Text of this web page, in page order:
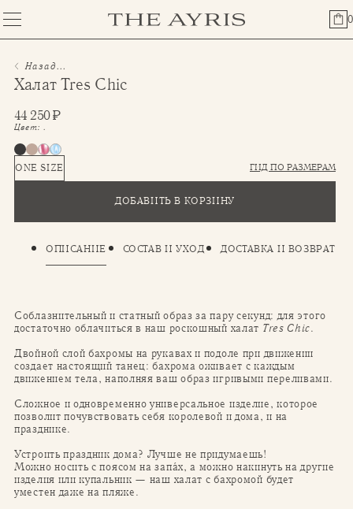
0
Назад...
Халат Tres Chic
44 250₽
Цвет:.
ONE SIZE ГИД ПО РАЗМЕРАМ
ДОБАВИТЬ В КОРЗИНУ
ОПИСАНИЕ СОСТАВ И УХОД ДОСТАВКА И ВОЗВРАТ
Соблазнительный и статный образ за пару секунд: для этого
достаточно облачиться в наш роскошный халат Tres Chic.
Двойной слой бахромы на рукавах и подоле при движении
создает настоящий танец: бахрома оживает с каждым
движением тела, наполняя ваш образ игривыми переливами.
Сложное и одновременно универсальное изделие, которое
позволит почувствовать себя королевой и дома, и на
празднике.
Устроить праздник дома? Лучше не придумаешь!
Можно носить с поясом на запа́х, а можно накинуть на другие
изделия или купальник — наш халат с бахромой будет
уместен даже на пляже.